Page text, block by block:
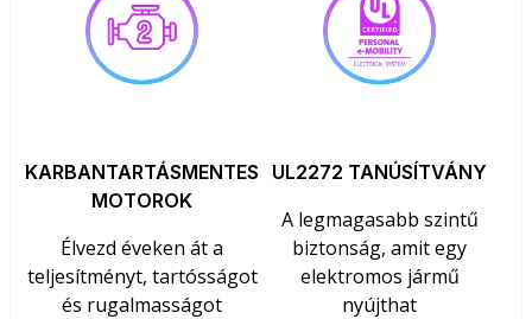
KARBANTARTÁSMENTES
MOTOROK
Élvezd éveken át a
teljesítményt, tartósságot
és rugalmasságot
UL2272 TANÚSÍTVÁNY
A legmagasabb szintű
biztonság, amit egy
elektromos jármű
nyújthat